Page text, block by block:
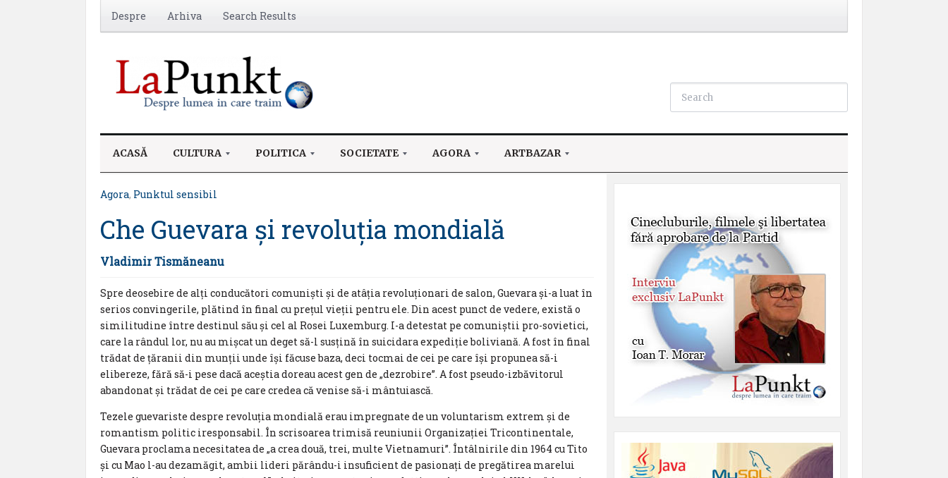
Despre Arhiva Search Results
ACASĂ CULTURA POLITICA SOCIETATE AGORA ARTBAZAR
Agora, Punktul sensibil
Che Guevara și revoluția mondială
Vladimir Tismăneanu
Spre deosebire de alți conducători comuniști și de atâția revoluționari de salon, Guevara și-a luat în
serios convingerile, plătind în final cu prețul vieții pentru ele. Din acest punct de vedere, există o
similitudine între destinul său și cel al Rosei Luxemburg. I-a detestat pe comuniștii pro-sovietici,
care la rândul lor, nu au mișcat un deget să-l susțină în suicidara expediție boliviană. A fost în final
trădat de țăranii din munții unde își făcuse baza, deci tocmai de cei pe care își propunea să-i
elibereze, fără să-i pese dacă aceștia doreau acest gen de „dezrobire”. A fost pseudo-izbăvitorul
abandonat și trădat de cei pe care credea că venise să-i mântuiască.
Tezele guevariste despre revoluția mondială erau impregnate de un voluntarism extrem și de
romantism politic iresponsabil. În scrisoarea trimisă reuniunii Organizației Tricontinentale,
Guevara proclama necesitatea de „a crea două, trei, multe Vietnamuri”. Întâlnirile din 1964 cu Tito
și cu Mao l-au dezamăgit, ambii lideri părându-i insuficient de pasionați de pregătirea marelui